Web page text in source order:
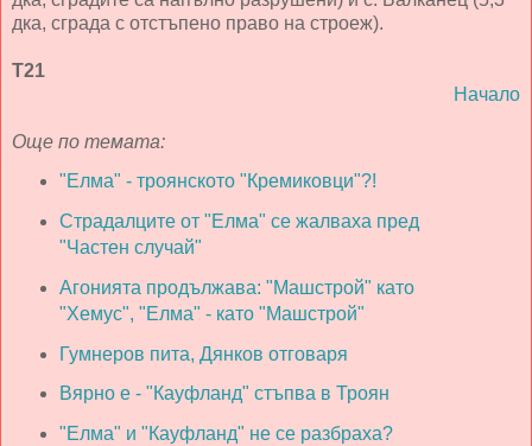
дка, сграда с отстъпено право на строеж).
Т21
Начало
Още по темата:
"Елма" - троянското "Кремиковци"?!
Страдалците от "Елма" се жалваха пред
"Частен случай"
Агонията продължава: "Машстрой" като
"Хемус", "Елма" - като "Машстрой"
Гумнеров пита, Дянков отговаря
Вярно е - "Кауфланд" стъпва в Троян
"Елма" и "Кауфланд" не се разбраха?